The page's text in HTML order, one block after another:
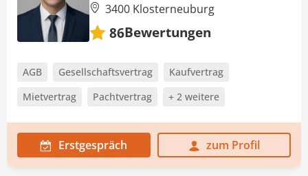
3400 Klosterneuburg
86Bewertungen
AGB Gesellschaftsvertrag
Kaufvertrag
Mietvertrag
Pachtvertrag + 2 weitere
Erstgespräch zum Profil